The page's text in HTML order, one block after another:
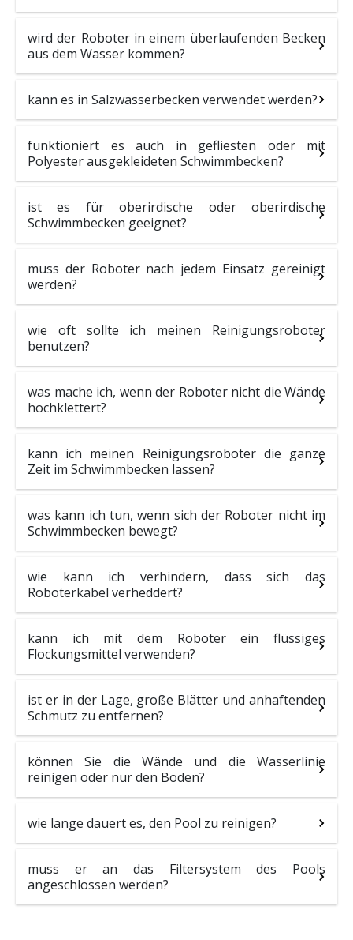
wird der Roboter in einem überlaufenden Becken
aus dem Wasser kommen?
kann es in Salzwasserbecken verwendet werden?
funktioniert es auch in gefliesten oder mit
Polyester ausgekleideten Schwimmbecken?
ist es für oberirdische oder oberirdische
Schwimmbecken geeignet?
muss der Roboter nach jedem Einsatz gereinigt
werden?
wie oft sollte ich meinen Reinigungsroboter
benutzen?
was mache ich, wenn der Roboter nicht die Wände
hochklettert?
kann ich meinen Reinigungsroboter die ganze
Zeit im Schwimmbecken lassen?
was kann ich tun, wenn sich der Roboter nicht im
Schwimmbecken bewegt?
wie kann ich verhindern, dass sich das
Roboterkabel verheddert?
kann ich mit dem Roboter ein flüssiges
Flockungsmittel verwenden?
ist er in der Lage, große Blätter und anhaftenden
Schmutz zu entfernen?
können Sie die Wände und die Wasserlinie
reinigen oder nur den Boden?
wie lange dauert es, den Pool zu reinigen?
muss er an das Filtersystem des Pools
angeschlossen werden?